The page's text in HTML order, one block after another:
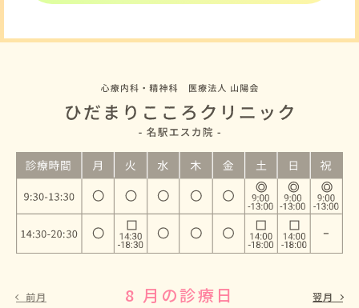
前月 8 月の診療日
9 月の診療日 翌月